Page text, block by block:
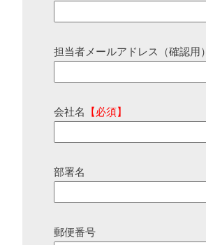
担当者メールアドレス（確認用）
会社名 【必須】
部署名
郵便番号